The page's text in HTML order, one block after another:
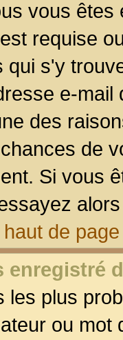
vous
requise
qui s'y
e-mail
des
de
Si vous
de page
enregistré
les plus
ou mot